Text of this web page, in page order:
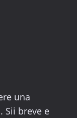
una
Sii breve e